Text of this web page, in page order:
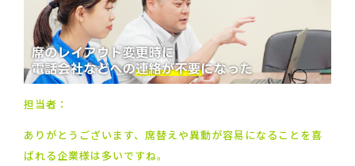
担当者：
ありがとうございます、席替えや異動が容易になることを喜
ばれる企業様は多いですね。